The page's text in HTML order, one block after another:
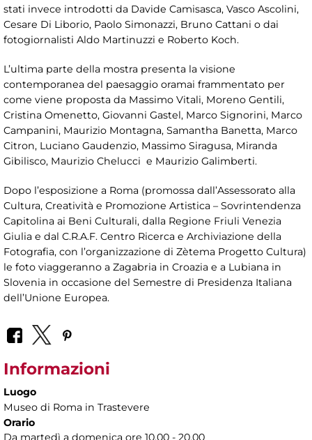
stati invece introdotti da Davide Camisasca, Vasco Ascolini,
Cesare Di Liborio, Paolo Simonazzi, Bruno Cattani o dai
fotogiornalisti Aldo Martinuzzi e Roberto Koch.
L’ultima parte della mostra presenta la visione
contemporanea del paesaggio oramai frammentato per
come viene proposta da Massimo Vitali, Moreno Gentili,
Cristina Omenetto, Giovanni Gastel, Marco Signorini, Marco
Campanini, Maurizio Montagna, Samantha Banetta, Marco
Citron, Luciano Gaudenzio, Massimo Siragusa, Miranda
Gibilisco, Maurizio Chelucci e Maurizio Galimberti.
Dopo l’esposizione a Roma (promossa dall’Assessorato alla
Cultura, Creatività e Promozione Artistica – Sovrintendenza
Capitolina ai Beni Culturali, dalla Regione Friuli Venezia
Giulia e dal C.R.A.F. Centro Ricerca e Archiviazione della
Fotografia, con l’organizzazione di Zètema Progetto Cultura)
le foto viaggeranno a Zagabria in Croazia e a Lubiana in
Slovenia in occasione del Semestre di Presidenza Italiana
dell’Unione Europea.
Informazioni
Luogo
Museo di Roma in Trastevere
Orario
Da martedì a domenica ore 10.00 - 20.00